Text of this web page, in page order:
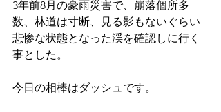
3年前8月の豪雨災害で、崩落個所多
数、林道は寸断、見る影もないぐらい
悲惨な状態となった渓を確認しに行く
事とした。
今日の相棒はダッシュです。